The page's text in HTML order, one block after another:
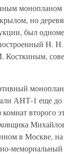
монопланом
но
был
Н.
Косткиным,
АНТ-1 еще до
второго
в Москве,